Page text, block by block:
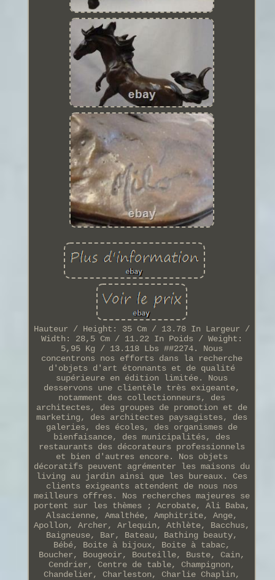
Hauteur / Height: 35 Cm / 13.78 In Largeur /
Width: 28,5 Cm / 11.22 In Poids / Weight:
5,95 Kg / 13.118 Lbs ##2274. Nous
concentrons nos efforts dans la recherche
d'objets d'art étonnants et de qualité
supérieure en édition limitée. Nous
desservons une clientèle très exigeante,
notamment des collectionneurs, des
architectes, des groupes de promotion et de
marketing, des architectes paysagistes, des
galeries, des écoles, des organismes de
bienfaisance, des municipalités, des
restaurants des décorateurs professionnels
et bien d'autres encore. Nos objets
décoratifs peuvent agrémenter les maisons du
living au jardin ainsi que les bureaux. Ces
clients exigeants attendent de nous nos
meilleurs offres. Nos recherches majeures se
portent sur les thèmes ; Acrobate, Ali Baba,
Alsacienne, Amalthée, Amphitrite, Ange,
Apollon, Archer, Arlequin, Athlète, Bacchus,
Baigneuse, Bar, Bateau, Bathing beauty,
Bébé, Boite à bijoux, Boite à tabac,
Boucher, Bougeoir, Bouteille, Buste, Cain,
Cendrier, Centre de table, Champignon,
Chandelier, Charleston, Charlie Chaplin,